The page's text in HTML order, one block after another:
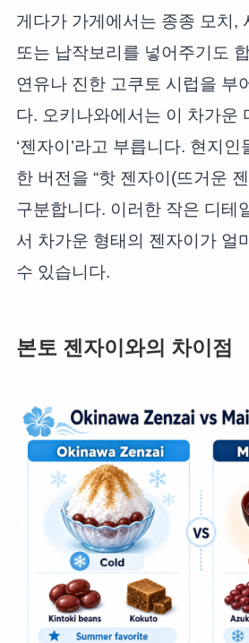
게다가 가게에서는 종종 모치,
또는 납작보리를 넣어주기도
연유나 진한 고쿠토 시럽을 부
다. 오키나와에서는 이 차가운
‘젠자이’라고 부릅니다. 현지
한 버전을 “핫 젠자이(뜨거운
구분합니다. 이러한 작은 디테
서 차가운 형태의 젠자이가 얼
수 있습니다.
본토 젠자이와의 차이점